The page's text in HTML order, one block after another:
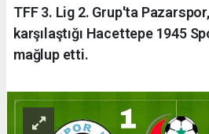
TFF 3. Lig 2. Grup'ta
karşılaştığı Hacettepe 1945
mağlup etti.